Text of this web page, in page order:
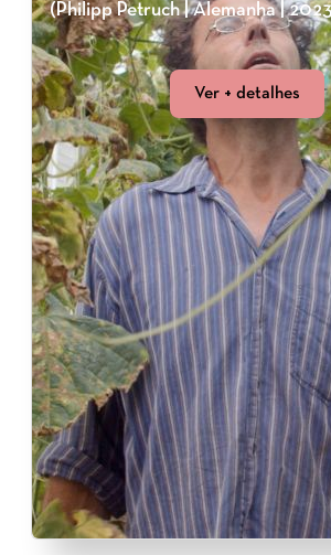
(Philipp Petruch | Alemanha | 2023
Ver + detalhes